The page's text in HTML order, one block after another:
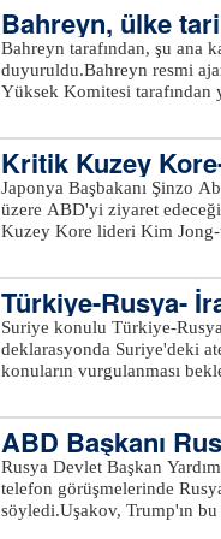
istasyonunun tamamen
verilmedi. Ancak Tiangong-
düşünülüyor.Çin’in 29 Eylül
tamamlamıştı. Gök Saray-
katkıda bulunmuştu. Çinli
Bahreyn, ülke
Bahreyn tarafından, şu ana
duyuruldu.Bahreyn resmi
Yüksek Komitesi tarafından
belirtildi.Bu keşfin ülkede ilk
olduğu aktarılan
destekleyeceği, kalkınma
sağlayacağı
kaynağına sahip olan
miktarda ham petrol üretiyor.
Kritik Kuzey
Japonya Başbakanı Şinzo
üzere ABD'yi ziyaret
Kuzey Kore lideri Kim Jong-
Devlet Başkanı Moon Jae-
köyünde 27 Nisan'da bir
Trump ile görüşmesinin ise
Pyongyang'da sahneye
sıkışmıştı.
Türkiye-Rusya-
Suriye konulu Türkiye-
deklarasyonda Suriye'deki
konuların vurgulanması
katılımıyla 4 Nisan
kaynaklardan alınan bilgiye
sonunda yayımlanması
Suriye'de mevcut ateşkesin
ihlallerinin durdurulması
vurgulanması
ABD Başkanı
lif etti
Rusya Devlet Başkan
telefon görüşmelerinde
söyledi.Uşakov, Trump'ın